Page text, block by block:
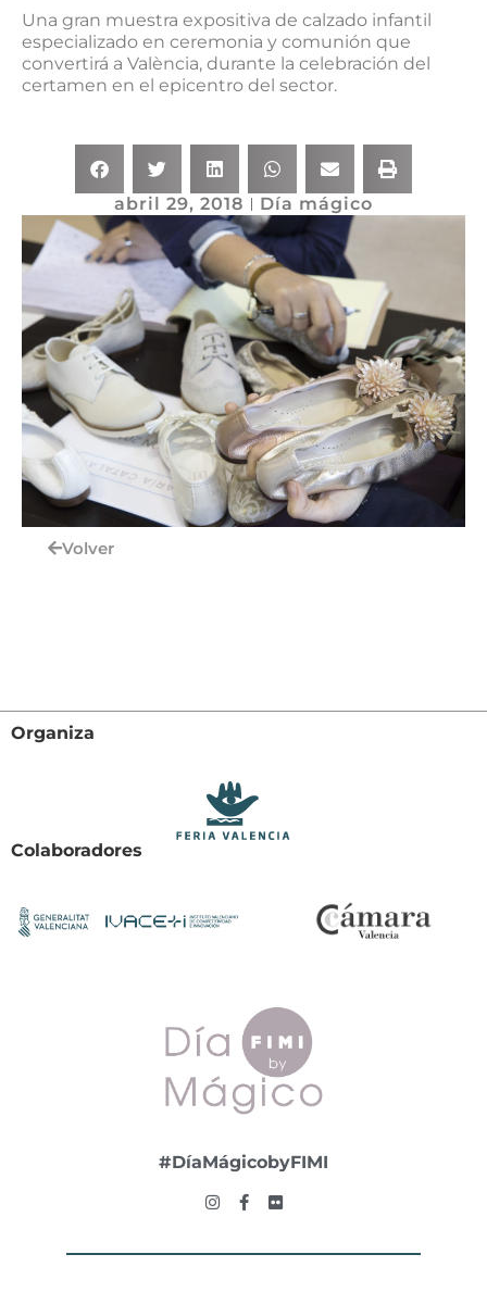
Volver
abril 29, 2018 Día mágico
Una gran muestra expositiva de calzado infantil
especializado en ceremonia y comunión que
convertirá a València, durante la celebración del
certamen en el epicentro del sector.
Organiza
Colaboradores
#DíaMágicobyFIMI